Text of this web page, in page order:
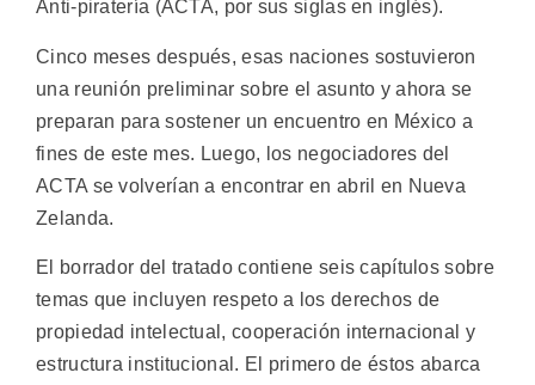
Anti-piratería (ACTA, por sus siglas en inglés).
Cinco meses después, esas naciones sostuvieron
una reunión preliminar sobre el asunto y ahora se
preparan para sostener un encuentro en México a
fines de este mes. Luego, los negociadores del
ACTA se volverían a encontrar en abril en Nueva
Zelanda.
El borrador del tratado contiene seis capítulos sobre
temas que incluyen respeto a los derechos de
propiedad intelectual, cooperación internacional y
estructura institucional. El primero de éstos abarca